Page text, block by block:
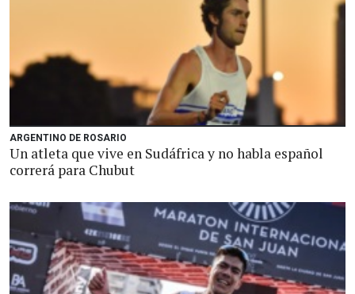
ARGENTINO DE ROSARIO
Un atleta que vive en Sudáfrica y no habla español
correrá para Chubut